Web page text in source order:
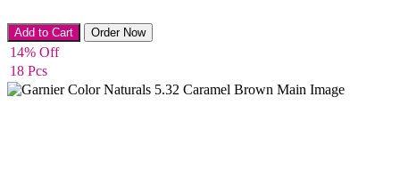
Facewash & Cleanser
Add to Cart Order Now
14% Off
18 Pcs